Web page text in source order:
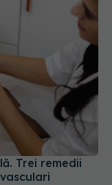
Trei remedii